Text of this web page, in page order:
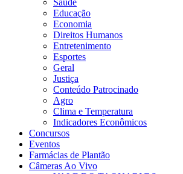
Educação
Economia
Direitos Humanos
Entretenimento
Esportes
Geral
Justiça
Conteúdo Patrocinado
Agro
Clima e Temperatura
Indicadores Econômicos
Concursos
Eventos
Farmácias de Plantão
Câmeras Ao Vivo